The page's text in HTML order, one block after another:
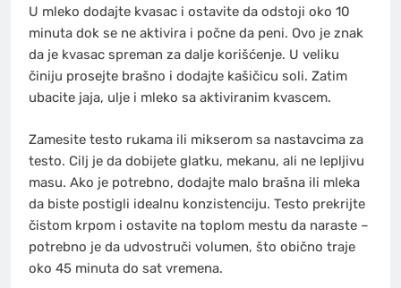
U mleko dodajte kvasac i ostavite da odstoji oko 10
minuta dok se ne aktivira i počne da peni. Ovo je znak
da je kvasac spreman za dalje korišćenje. U veliku
činiju prosejte brašno i dodajte kašičicu soli. Zatim
ubacite jaja, ulje i mleko sa aktiviranim kvascem.
Zamesite testo rukama ili mikserom sa nastavcima za
testo. Cilj je da dobijete glatku, mekanu, ali ne lepljivu
masu. Ako je potrebno, dodajte malo brašna ili mleka
da biste postigli idealnu konzistenciju. Testo prekrijte
čistom krpom i ostavite na toplom mestu da naraste –
potrebno je da udvostruči volumen, što obično traje
oko 45 minuta do sat vremena.